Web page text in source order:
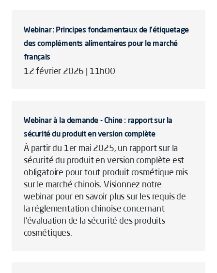
Webinar : Principes fondamentaux de l'étiquetage
des compléments alimentaires pour le marché
français
12 février 2026 | 11h00
Webinar à la demande - Chine : rapport sur la
sécurité du produit en version complète
À partir du 1er mai 2025, un rapport sur la
sécurité du produit en version complète est
obligatoire pour tout produit cosmétique mis
sur le marché chinois. Visionnez notre
webinar pour en savoir plus sur les requis de
la réglementation chinoise concernant
l'évaluation de la sécurité des produits
cosmétiques.